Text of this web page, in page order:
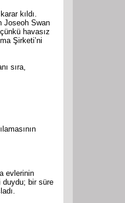
kıldı.
Joseoh Swan
havasız
Şirketi’ni
sıra,
evlerinin
duydu; bir süre